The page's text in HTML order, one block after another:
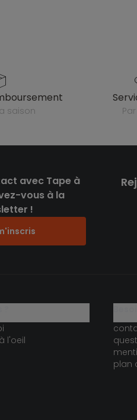
saison
avec Tape à
vous à la
!
l'oeil
plan